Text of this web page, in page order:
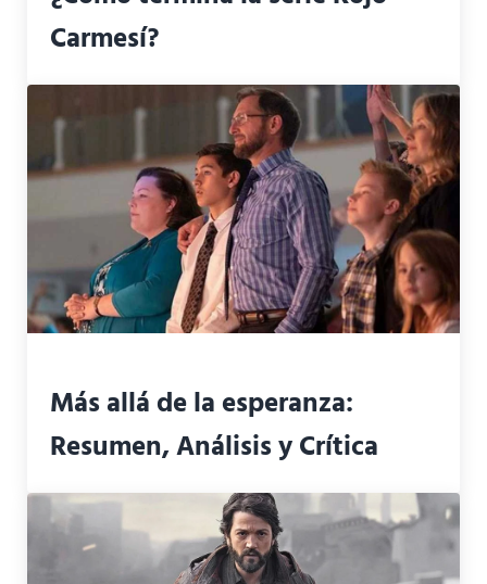
Carmesí?
Más allá de la esperanza:
Resumen, Análisis y Crítica